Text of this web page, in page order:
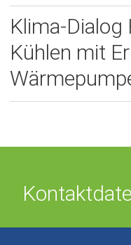
n
a
b
)
Klima-Dialog
Kühlen mit